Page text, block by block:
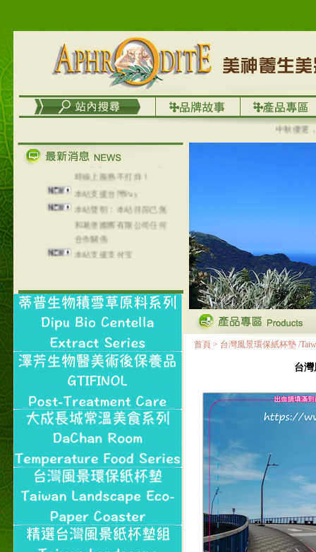
中秋優選，大
在外租屋者、居住處無管
理員、不方便在工作地點
取件者，歡迎多多使用
【郵局i郵箱】的服務喔～
【i郵箱】設立的地點，請
進入內頁連結～
Line@aphrodite2020 24小
時線上服務不打烊！
本站支援台灣Pay
本站聲明：本站目前已無
和葛堡國際有限公司任何
合作關係
本站支援支付宝
2017年1月1日起，中国大
首頁 > 台灣風景環保紙杯墊 /
台灣